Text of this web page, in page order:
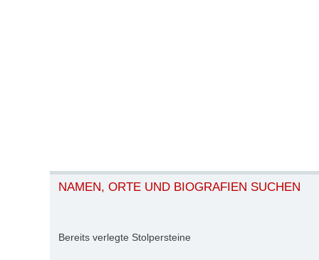
NAMEN, ORTE UND BIOGRAFIEN SUCHEN
Bereits verlegte Stolpersteine